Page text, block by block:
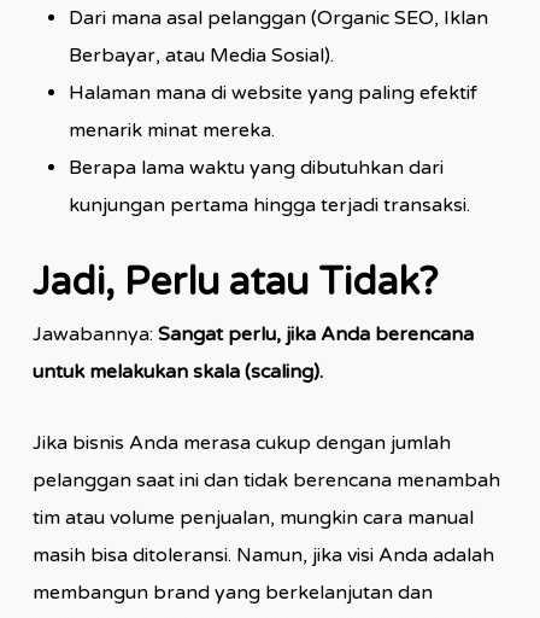
Dari mana asal pelanggan (Organic SEO, Iklan
Berbayar, atau Media Sosial).
Halaman mana di website yang paling efektif
menarik minat mereka.
Berapa lama waktu yang dibutuhkan dari
kunjungan pertama hingga terjadi transaksi.
Jadi, Perlu atau Tidak?
Jawabannya: Sangat perlu, jika Anda berencana
untuk melakukan skala (scaling).
Jika bisnis Anda merasa cukup dengan jumlah
pelanggan saat ini dan tidak berencana menambah
tim atau volume penjualan, mungkin cara manual
masih bisa ditoleransi. Namun, jika visi Anda adalah
membangun brand yang berkelanjutan dan